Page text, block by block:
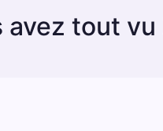
avez tout vu